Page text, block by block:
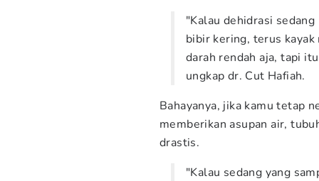
"Kalau dehidrasi
bibir kering, terus kayak
darah rendah aja, tapi
ungkap dr. Cut Hafiah.
Bahayanya, jika kamu tetap
memberikan asupan air,
drastis.
"Kalau sedang yang